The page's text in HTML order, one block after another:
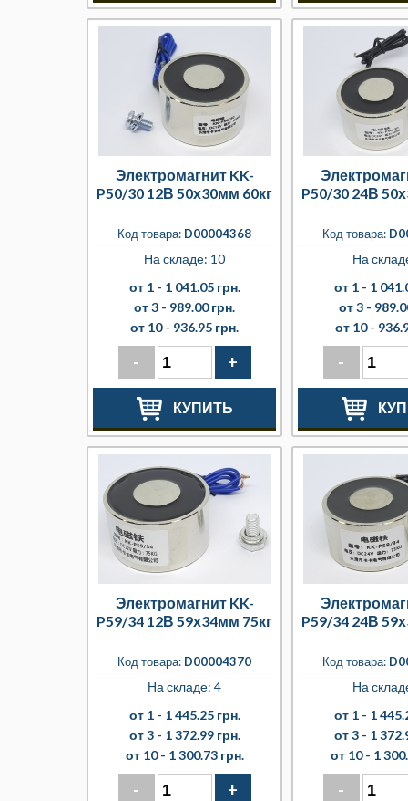
Электромагнит KK-
P50/30 12В 50х30мм 60кг
Код товара: D00004368
На складе: 10
от 1 - 1 041.05 грн.
от 3 - 989.00 грн.
от 10 - 936.95 грн.
- +
КУПИТЬ
P50/30 24В
Код товара:
На
от 1 - 1
от 3 -
от 10 -
-
Электромагнит KK-
P59/34 12В 59х34мм 75кг
Код товара: D00004370
На складе: 4
от 1 - 1 445.25 грн.
от 3 - 1 372.99 грн.
от 10 - 1 300.73 грн.
- +
P59/34 24В
Код товара:
На
от 1 - 1
от 3 - 1
от 10 - 1
-